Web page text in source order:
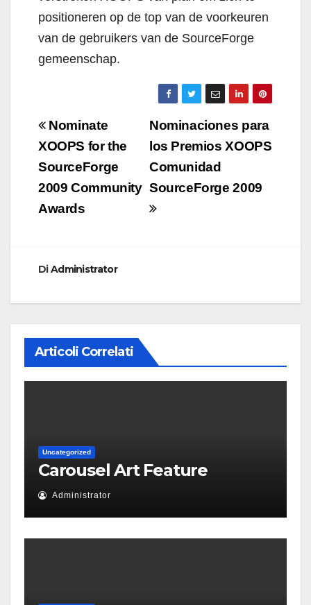
positioneren op de top van de voorkeuren
van de gebruikers van de SourceForge
gemeenschap.
Navigazione
articoli
Nominaciones para
los Premios XOOPS
Comunidad
SourceForge 2009
Nominate
XOOPS for the
SourceForge
2009 Community
Awards
DiAdministrator
Articoli Correlati
Uncategorized
Carousel Art Feature
Administrator